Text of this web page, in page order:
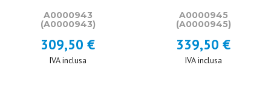
A0000943
(A0000943)
309,50 €
IVA inclusa
A0000945
(A0000945)
339,50 €
IVA inclusa